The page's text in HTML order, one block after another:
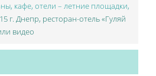
кафе, отели – летние площадки,
г. Днепр, ресторан-отель «Гуляй
видео